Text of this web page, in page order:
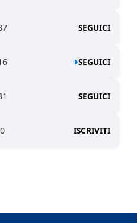
SEGUICI
SEGUICI
SEGUICI
ISCRIVITI